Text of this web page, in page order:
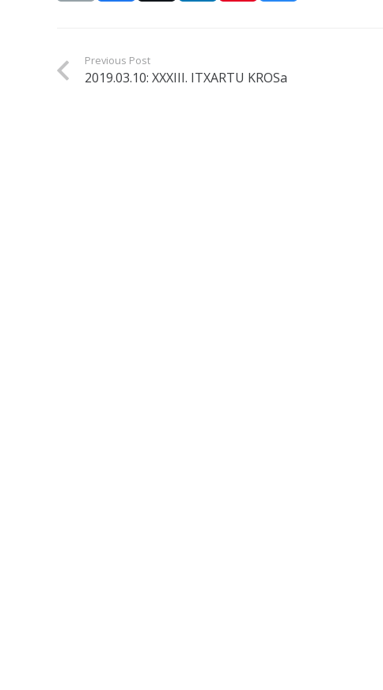
Previous Post
2019.03.10: XXXIII. ITXARTU KROSa